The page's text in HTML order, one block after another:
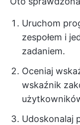
Uruchom
zespołem i
zadaniem.
Oceniaj
wskaźnik
Udoskonalaj